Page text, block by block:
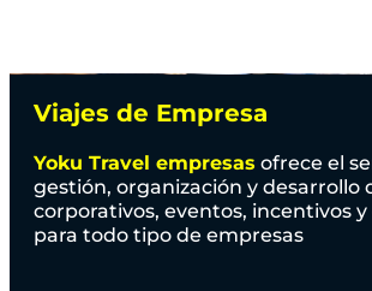
Viajes de Empresa
Yoku Travel empresas ofrece el
gestión, organización y desarrollo
corporativos, eventos, incentivos
para todo tipo de empresas